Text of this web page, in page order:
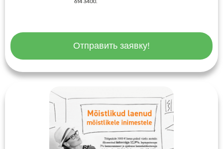
Отправить заявку!